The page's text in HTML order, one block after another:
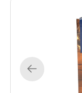
Previous